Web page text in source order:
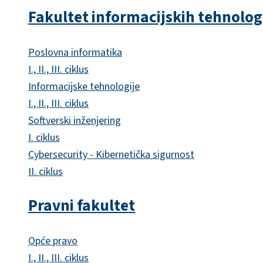
Fakultet informacijskih
Poslovna informatika
I., II., III. ciklus
Informacijske tehnologije
I., II., III. ciklus
Softverski inženjering
I. ciklus
Cybersecurity - Kibernetička sigurnost
II. ciklus
Pravni fakultet
Opće pravo
I., II., III. ciklus